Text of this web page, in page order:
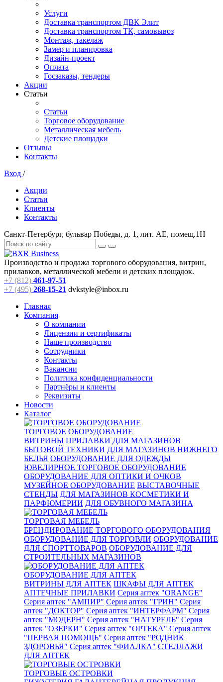
Услуги
Доставка транспортом ДВК Элит
Доставка транспортом ТК, самовывоз
Монтаж, такелаж
Замер и планировка
Дизайн-проект
Оплата
Госзаказы, тендеры
Акции
Статьи
Статьи
Торговое оборудование
Металлическая мебель
Детские площадки
Отзывы
Контакты
Вход /
Акции
Статьи
Клиенты
Контакты
Санкт-Петербург, бульвар Победы, д. 1, лит. АЕ, помещ.1Н
Производство и продажа торгового оборудования, витрин,
прилавков, металлической мебели и детских площадок.
+7 (812) 461-97-51
+7 (495) 268-15-21 dvkstyle@inbox.ru
Главная
Компания
О компании
Лицензии и сертификаты
Наше производство
Сотрудники
Контакты
Вакансии
Политика конфиденциальности
Партнёры и клиенты
Реквизиты
Новости
Каталог
ТОРГОВОЕ ОБОРУДОВАНИЕ
ВИТРИНЫ ПРИЛАВКИ ДЛЯ МАГАЗИНОВ
БЫТОВОЙ ТЕХНИКИ ДЛЯ МАГАЗИНОВ НИЖНЕГО
БЕЛЬЯ ОБОРУДОВАНИЕ ДЛЯ ОДЕЖДЫ
ЮВЕЛИРНОЕ ТОРГОВОЕ ОБОРУДОВАНИЕ
ОБОРУДОВАНИЕ ДЛЯ ОПТИКИ И ОЧКОВ
МУЗЕЙНОЕ ОБОРУДОВАНИЕ ВЫСТАВОЧНЫЕ
СТЕНДЫ ДЛЯ МАГАЗИНОВ КОСМЕТИКИ И
ПАРФЮМЕРИИ ДЛЯ ОБУВНОГО МАГАЗИНА
ТОРГОВАЯ МЕБЕЛЬ
БРЕНДИРОВАНИЕ ТОРГОВОГО ОБОРУДОВАНИЯ
ОБОРУДОВАНИЕ ДЛЯ ТОРГОВЛИ ОБОРУДОВАНИЕ
ДЛЯ СПОРТТОВАРОВ ОБОРУДОВАНИЕ ДЛЯ
СТРОИТЕЛЬНЫХ МАГАЗИНОВ
ОБОРУДОВАНИЕ ДЛЯ АПТЕК
ВИТРИНЫ ДЛЯ АПТЕК ШКАФЫ ДЛЯ АПТЕК
АПТЕЧНЫЕ ПРИЛАВКИ Серия аптек "ORANGE"
Серия аптек "АМПИР" Серия аптек "ГРИН" Серия
аптек "ДОКТОР" Серия аптек "ИНТЕРФАРМ" Серия
аптек "МОДЕРН" Серия аптек "НАТУРЕЛЬ" Серия
аптек "ОЗЕРКИ" Серия аптек "ОРТЕКА" Серия аптек
"ПЕРВАЯ ПОМОЩЬ" Серия аптек "РОДНИК
ЗДОРОВЬЯ" Серия аптек "ФИАЛКА" СТЕЛЛАЖИ
ДЛЯ АПТЕК
ТОРГОВЫЕ ОСТРОВКИ